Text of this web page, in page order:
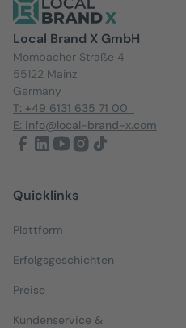
Local Brand X GmbH
Mombacher Straße 4
55122 Mainz
Germany
T: +49 6131 635 71 00
E: info@local-brand-x.com
Quicklinks
Plattform
Erfolgsgeschichten
Preise
Kundenservice &